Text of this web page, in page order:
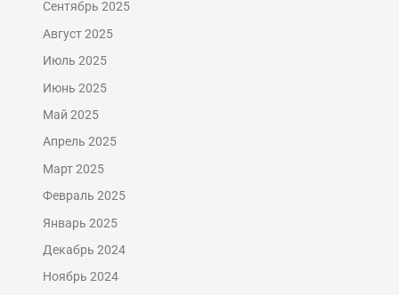
Сентябрь 2025
Август 2025
Июль 2025
Июнь 2025
Май 2025
Апрель 2025
Март 2025
Февраль 2025
Январь 2025
Декабрь 2024
Ноябрь 2024